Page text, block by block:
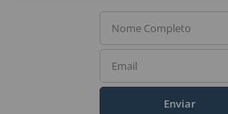
Nome Completo
Email
Enviar